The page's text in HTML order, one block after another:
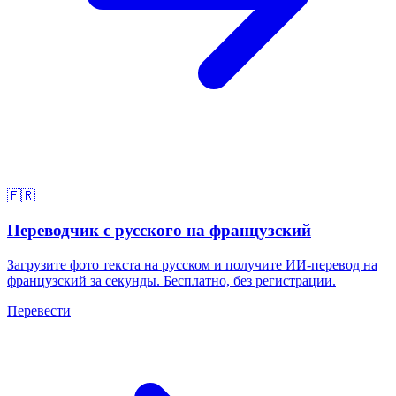
🇫🇷
Переводчик с русского на французский
Загрузите фото текста на русском и получите ИИ-перевод на
французский за секунды. Бесплатно, без регистрации.
Перевести